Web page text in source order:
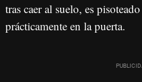
tras caer al suelo, es
prácticamente en la puerta.